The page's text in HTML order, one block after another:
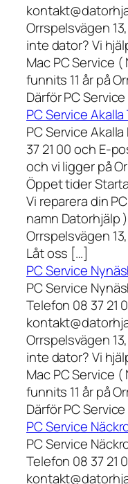
Orrspelsvägen
inte dator? Vi
Mac PC Service
funnits 11 år på
Därför PC
PC Service Akalla
PC Service
37 21 00 och E-
och vi ligger på
Öppet tider
Vi reparera din
namn Datorhjälp
Orrspelsvägen
Låt oss […]
PC Service
PC Service
Telefon 08 37 21
Orrspelsvägen
inte dator? Vi
Mac PC Service
funnits 11 år på
Därför PC
PC Service
PC Service
Telefon 08 37 21